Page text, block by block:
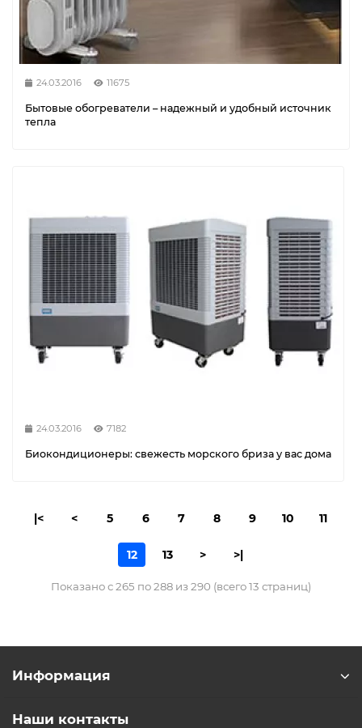
24.03.2016 11675
Бытовые обогреватели – надежный и удобный источник
тепла
24.03.2016 7182
Биокондиционеры: свежесть морского бриза у вас дома
|< < 5 6 7 8 9 10 11
12 13 > >|
Показано с 265 по 288 из 290 (всего 13 страниц)
Информация
Наши контакты